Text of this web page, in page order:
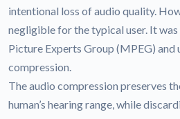
intentional loss of audio quality.
negligible for the typical user. It
Picture Experts Group (MPEG) and
compression.
The audio compression preserves
human’s hearing range, while